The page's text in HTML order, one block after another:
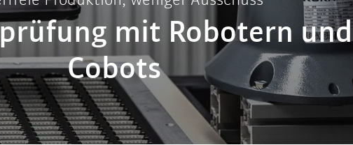
mit Robotern und
Cobots